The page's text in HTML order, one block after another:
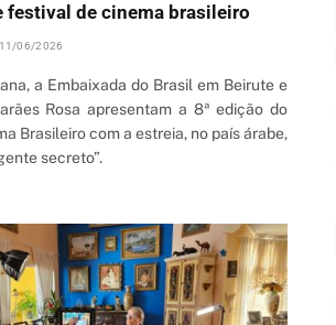
festival de cinema brasileiro
11/06/2026
a Embaixada do Brasil em Beirute e
Rosa apresentam a 8ª edição do
Brasileiro com a estreia, no país árabe,
secreto”.